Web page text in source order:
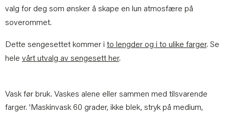
valg for deg som ønsker å skape en lun atmosfære på
soverommet.
Dette sengesettet kommer i to lengder og i to ulike farger. Se
hele vårt utvalg av sengesett her.
Vask før bruk. Vaskes alene eller sammen med tilsvarende
farger. 'Maskinvask 60 grader, ikke blek, stryk på medium,